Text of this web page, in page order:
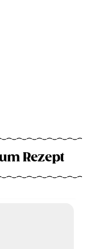
Rezept